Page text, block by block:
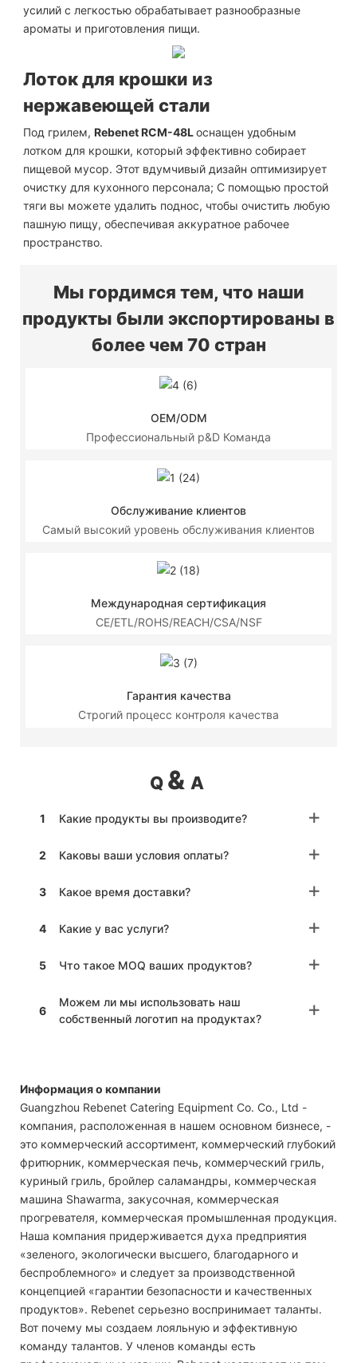
усилий с легкостью обрабатывает разнообразные
ароматы и приготовления пищи.
Лоток для крошки из
нержавеющей стали
Под грилем,Rebenet RCM-48Lоснащен удобным
лотком для крошки, который эффективно собирает
пищевой мусор. Этот вдумчивый дизайн оптимизирует
очистку для кухонного персонала; С помощью простой
тяги вы можете удалить поднос, чтобы очистить любую
пашную пищу, обеспечивая аккуратное рабочее
пространство.
Мы гордимся тем, что наши
продукты были экспортированы в
более чем 70 стран
OEM/ODM
Профессиональный р&D Команда
Обслуживание клиентов
Самый высокий уровень обслуживания клиентов
Международная сертификация
CE/ETL/ROHS/REACH/CSA/NSF
Гарантия качества
Строгий процесс контроля качества
Q & A
1 Какие продукты вы производите?
2 Каковы ваши условия оплаты?
3 Какое время доставки?
4 Какие у вас услуги?
5 Что такое MOQ ваших продуктов?
6
Можем ли мы использовать наш
собственный логотип на продуктах?
Информация о компании
Guangzhou Rebenet Catering Equipment Co. Co., Ltd -
компания, расположенная в нашем основном бизнесе, -
это коммерческий ассортимент, коммерческий глубокий
фритюрник, коммерческая печь, коммерческий гриль,
куриный гриль, бройлер саламандры, коммерческая
машина Shawarma, закусочная, коммерческая
прогревателя, коммерческая промышленная продукция.
Наша компания придерживается духа предприятия
«зеленого, экологически высшего, благодарного и
беспроблемного» и следует за производственной
концепцией «гарантии безопасности и качественных
продуктов». Rebenet серьезно воспринимает таланты.
Вот почему мы создаем лояльную и эффективную
команду талантов. У членов команды есть